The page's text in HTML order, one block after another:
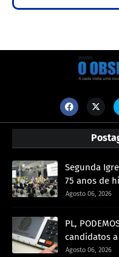
Segunda
75 anos de
Agosto 06, 2026
PL,
candidatos
Agosto 06, 2026